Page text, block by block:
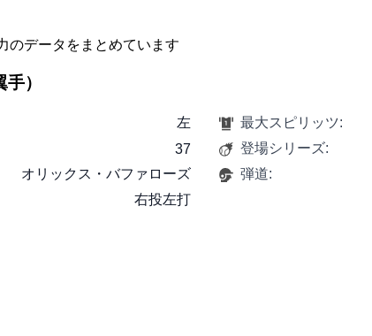
のデータをまとめています
）
左
37
オリックス・バファローズ
右投左打
最大スピリッツ:
登場シリーズ:
弾道: